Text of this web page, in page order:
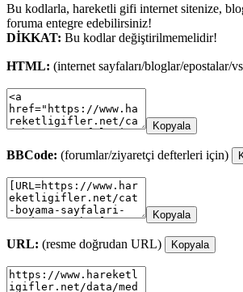
Bu kodlarla, hareketli gifi internet sitenize,
foruma entegre edebilirsiniz!
DİKKAT: Bu kodlar değiştirilmemelidir!
HTML: (internet sayfaları/bloglar/epostalar/
Kopyala
BBCode: (forumlar/ziyaretçi defterleri için)
Kopyala
URL: (resme doğrudan URL) Kopyala